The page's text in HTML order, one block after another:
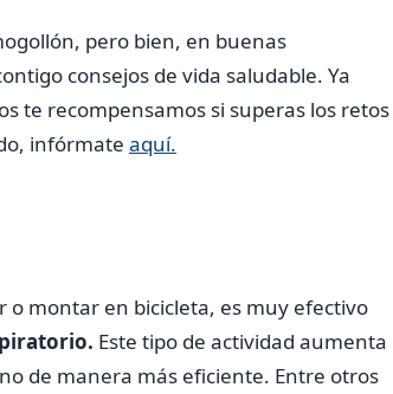
pero bien, en buenas
consejos de vida saludable. Ya
te recompensamos si superas los retos
infórmate aquí.
o montar en bicicleta, es muy efectivo
Este tipo de actividad aumenta
de manera más eficiente. Entre otros